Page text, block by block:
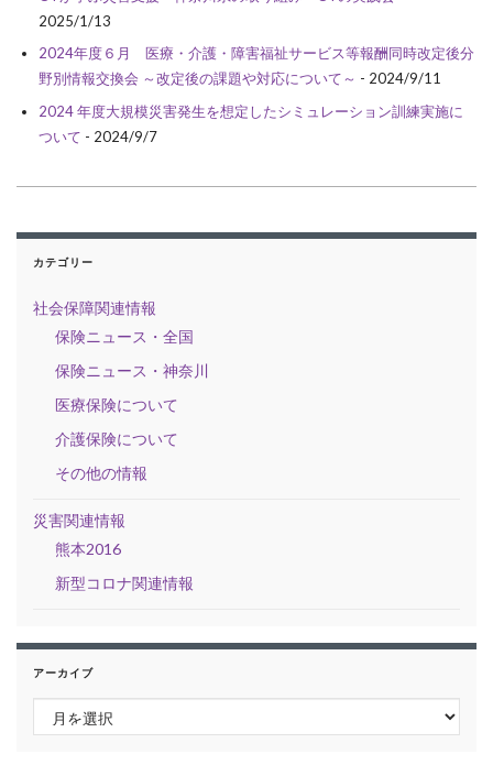
2025/1/13
2024年度６月 医療・介護・障害福祉サービス等報酬同時改定後分
野別情報交換会 ～改定後の課題や対応について～ - 2024/9/11
2024 年度大規模災害発生を想定したシミュレーション訓練実施に
ついて - 2024/9/7
カテゴリー
社会保障関連情報
保険ニュース・全国
保険ニュース・神奈川
医療保険について
介護保険について
その他の情報
災害関連情報
熊本2016
新型コロナ関連情報
アーカイブ
アーカイブ